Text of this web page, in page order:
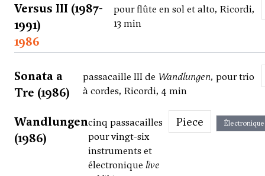
Versus III (1987-
1991)
pour flûte en sol et alto, Ricordi,
13 min
1986
Sonata a
Tre (1986)
passacaille III de Wandlungen, pour trio
à cordes, Ricordi, 4 min
Wandlungen
(1986)
cinq passacailles
pour vingt-six
instruments et
électronique live
Piece Électronique